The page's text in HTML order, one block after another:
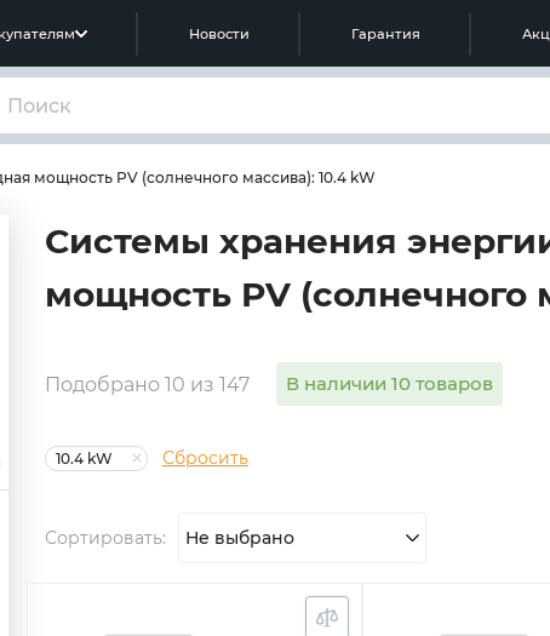
Новости Гарантия
мощность PV (солнечного массива): 10.4 kW
Системы хранения
мощность PV (солнечного
Подобрано 10 из 147 В наличии 10 товаров
10.4 kW Сбросить
Сортировать: Не выбрано